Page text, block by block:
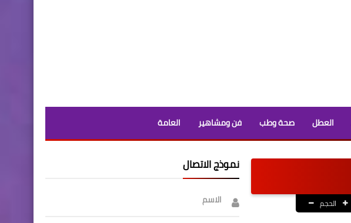
العطل صحة وطب فن ومشاهير العامة
الحجم
نموذج الاتصال
الاسم